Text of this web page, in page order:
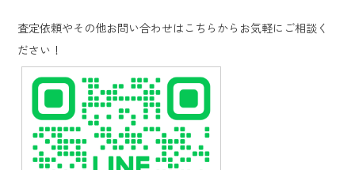
査定依頼やその他お問い合わせはこちらからお気軽にご相談く
ださい！